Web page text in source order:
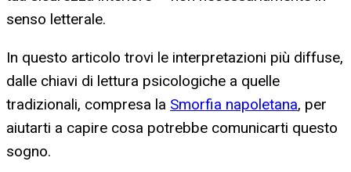
senso letterale.
In questo articolo trovi le interpretazioni più diffuse,
dalle chiavi di lettura psicologiche a quelle
tradizionali, compresa la Smorfia napoletana, per
aiutarti a capire cosa potrebbe comunicarti questo
sogno.